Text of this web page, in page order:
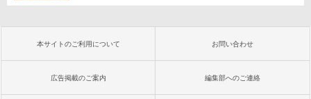
本サイトのご利用について お問い合わせ
広告掲載のご案内 編集部へのご連絡